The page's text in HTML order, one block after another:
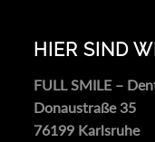
HIER SIND
FULL SMILE –
Donaustraße 35
76199 Karlsruhe